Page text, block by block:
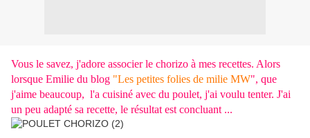
Vous le savez, j'adore associer le chorizo à mes recettes. Alors
lorsque Emilie du blog "Les petites folies de milie MW", que
j'aime beaucoup, l'a cuisiné avec du poulet, j'ai voulu tenter. J'ai
un peu adapté sa recette, le résultat est concluant ...